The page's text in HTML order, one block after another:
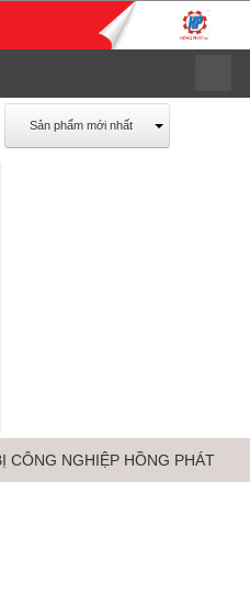
Sản phẩm mới nhất
CÔNG NGHIỆP HỒNG PHÁT